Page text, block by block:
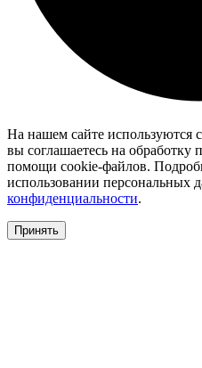
На нашем сайте используются
вы соглашаетесь на
помощи cookie-файлов.
использовании персональных
конфиденциальности.
Принять